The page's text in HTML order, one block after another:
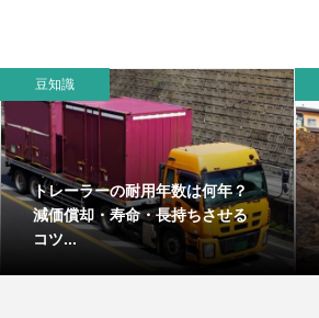
豆知識
トレーラーの耐用年数は何年？
減価償却・寿命・長持ちさせる
コツ...